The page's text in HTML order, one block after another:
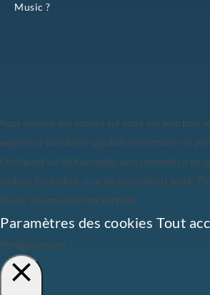
Music ?
Nous utilisons des cookies sur notre site Web pour
expérience possible en gardant en mémoire vos
En cliquant sur Tout accepter, vous consentez à un
cookies. Cependant, vous pouvez visiter la partie
fournir un consentement contrôlé.
Paramètres des cookies Tout
Manage consent